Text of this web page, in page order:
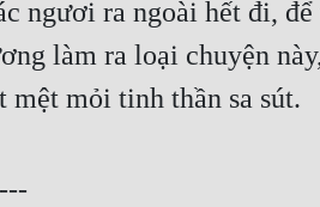
ngươi ra ngoài hết đi,
làm ra loại chuyện
mệt mỏi tinh thần sa sút.